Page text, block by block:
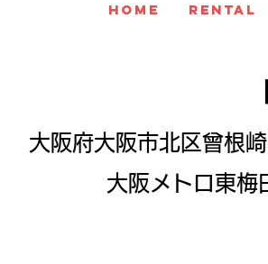
HOME RENTAL
大阪府大阪市北区曾根
大阪メトロ東